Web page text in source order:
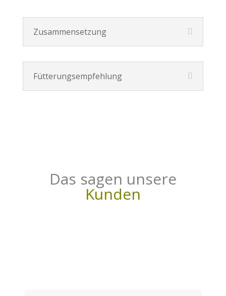
Zusammensetzung
Fütterungsempfehlung
Das sagen unsere
Kunden